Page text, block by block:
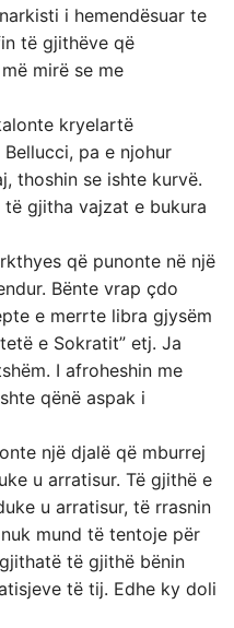
i hemendësuar te
të gjithëve që
mirë se me
kryelartë
pa e njohur
thoshin se ishte kurvë.
të gjitha vajzat e bukura
që punonte në një
Bënte vrap çdo
e merrte libra gjysëm
e Sokratit” etj. Ja
I afroheshin me
qënë aspak i
një djalë që mburrej
u arratisur. Të gjithë e
u arratisur, të rrasnin
mund të tentoje për
të gjithë bënin
të tij. Edhe ky doli